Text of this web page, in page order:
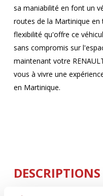
sa maniabilité en font un
routes de la Martinique
flexibilité qu'offre ce
sans compromis sur
maintenant votre
vous à vivre une
en Martinique.
DESCRIPTIONS